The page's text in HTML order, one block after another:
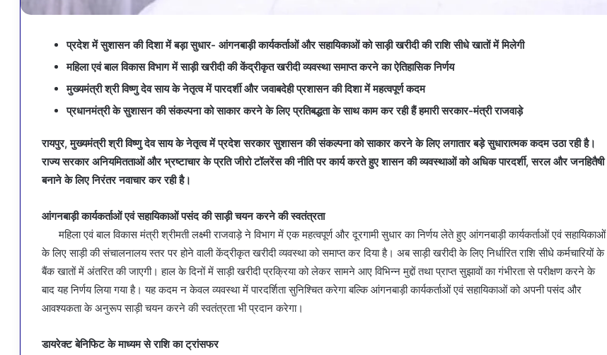
प्रदेश में सुशासन की दिशा में बड़ा सुधार- आंगनबाड़ी कार्यकर्ताओं और सहायिकाओं को साड़ी खरीदी की राशि सीधे खातों में मिलेगी
महिला एवं बाल विकास विभाग में साड़ी खरीदी की केंद्रीकृत खरीदी व्यवस्था समाप्त करने का ऐतिहासिक निर्णय
मुख्यमंत्री श्री विष्णु देव साय के नेतृत्व में पारदर्शी और जवाबदेही प्रशासन की दिशा में महत्वपूर्ण कदम
प्रधानमंत्री के सुशासन की संकल्पना को साकार करने के लिए प्रतिबद्धता के साथ काम कर रही हैं हमारी सरकार-मंत्री राजवाड़े
रायपुर, मुख्यमंत्री श्री विष्णु देव साय के नेतृत्व में प्रदेश सरकार सुशासन की संकल्पना को साकार करने के लिए लगातार बड़े सुधारात्मक कदम उठा रही है।
राज्य सरकार अनियमितताओं और भ्रष्टाचार के प्रति जीरो टॉलरेंस की नीति पर कार्य करते हुए शासन की व्यवस्थाओं को अधिक पारदर्शी, सरल और जनहितैषी
बनाने के लिए निरंतर नवाचार कर रही है।
आंगनबाड़ी कार्यकर्ताओं एवं सहायिकाओं पसंद की साड़ी चयन करने की स्वतंत्रता
महिला एवं बाल विकास मंत्री श्रीमती लक्ष्मी राजवाड़े ने विभाग में एक महत्वपूर्ण और दूरगामी सुधार का निर्णय लेते हुए आंगनबाड़ी कार्यकर्ताओं एवं सहायिकाओं
के लिए साड़ी की संचालनालय स्तर पर होने वाली केंद्रीकृत खरीदी व्यवस्था को समाप्त कर दिया है। अब साड़ी खरीदी के लिए निर्धारित राशि सीधे कर्मचारियों के
बैंक खातों में अंतरित की जाएगी। हाल के दिनों में साड़ी खरीदी प्रक्रिया को लेकर सामने आए विभिन्न मुद्दों तथा प्राप्त सुझावों का गंभीरता से परीक्षण करने के
बाद यह निर्णय लिया गया है। यह कदम न केवल व्यवस्था में पारदर्शिता सुनिश्चित करेगा बल्कि आंगनबाड़ी कार्यकर्ताओं एवं सहायिकाओं को अपनी पसंद और
आवश्यकता के अनुरूप साड़ी चयन करने की स्वतंत्रता भी प्रदान करेगा।
डायरेक्ट बेनिफिट के माध्यम से राशि का ट्रांसफर